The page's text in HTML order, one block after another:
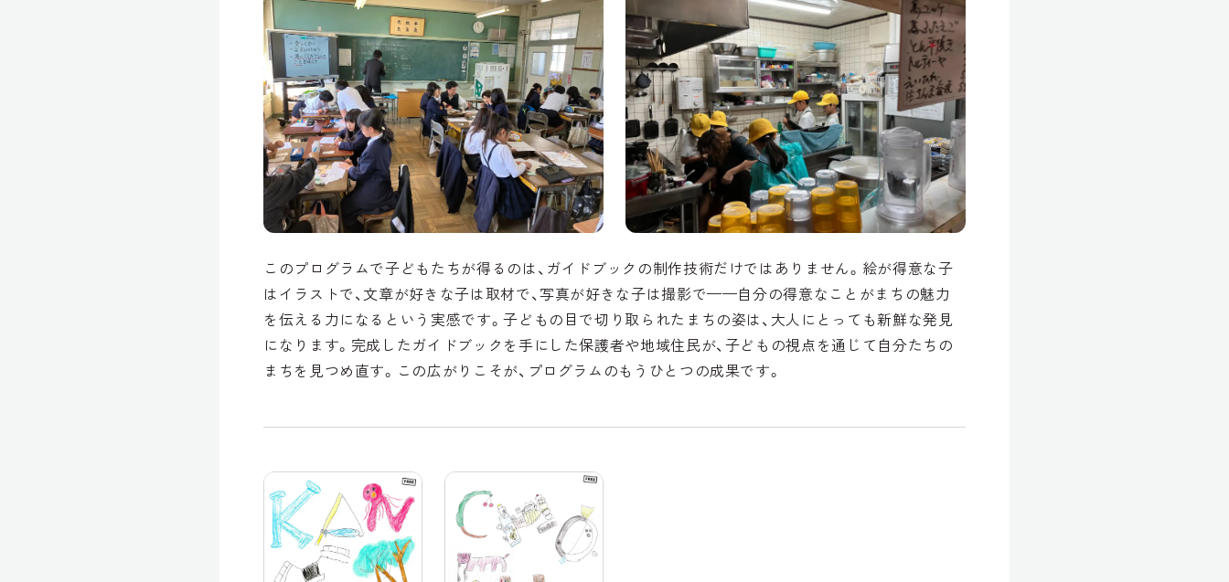
このプログラムで子どもたちが得るのは、ガイドブックの制作技術だけではありません。絵が得意な子
はイラストで、文章が好きな子は取材で、写真が好きな子は撮影で——自分の得意なことがまちの魅力
を伝える力になるという実感です。子どもの目で切り取られたまちの姿は、大人にとっても新鮮な発見
になります。完成したガイドブックを手にした保護者や地域住民が、子どもの視点を通じて自分たちの
まちを見つめ直す。この広がりこそが、プログラムのもうひとつの成果です。